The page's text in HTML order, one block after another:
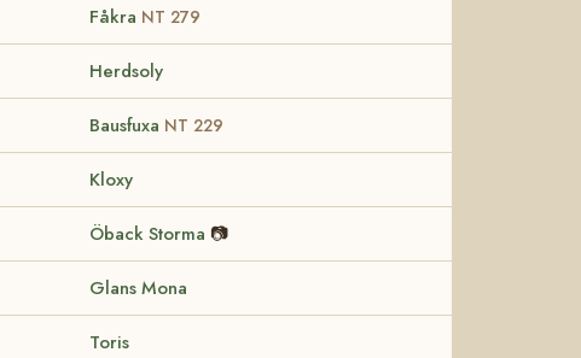
Fåkra NT 279
Herdsoly
Bausfuxa NT 229
Kloxy
Öback Storma 📷
Glans Mona
Toris